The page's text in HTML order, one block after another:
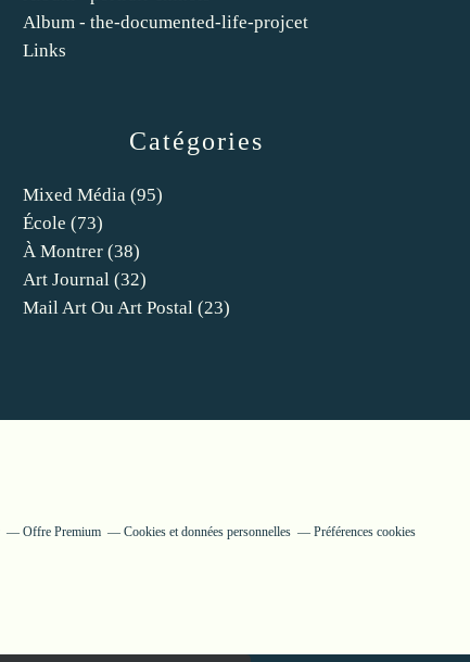
Catégories
Mixed Média (95)
École (73)
À Montrer (38)
Art Journal (32)
Mail Art Ou Art Postal (23)
Album - the-documented-life-projcet
Links
Offre Premium Cookies et données personnelles Préférences cookies